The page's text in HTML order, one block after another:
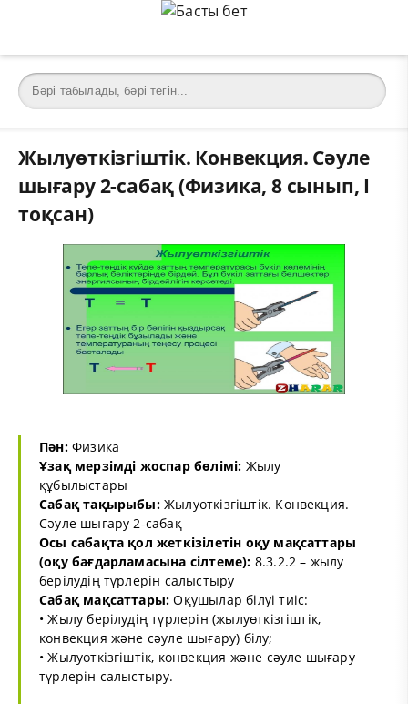
Жылуөткізгіштік. Конвекция. Сәуле
шығару 2-сабақ (Физика, 8 сынып, I
тоқсан)
Пән:Физика
Ұзақ мерзімді жоспар бөлімі: Жылу
құбылыстары
Сабақ тақырыбы:Жылуөткізгіштік. Конвекция.
Сәуле шығару 2-сабақ
Осы сабақта қол жеткізілетін оқу мақсаттары
(оқу бағдарламасына сілтеме): 8.3.2.2 – жылу
берілудің түрлерін салыстыру
Сабақ мақсаттары: Оқушылар білуі тиіс:
• Жылу берілудің түрлерін (жылуөткізгіштік,
конвекция және сәуле шығару) білу;
• Жылуөткізгіштік, конвекция және сәуле шығару
түрлерін салыстыру.